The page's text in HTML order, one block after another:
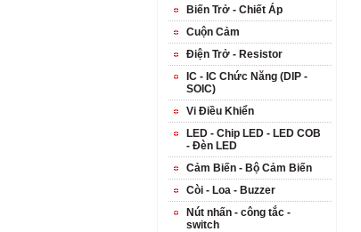
Biến Trở - Chiết Áp
Cuộn Cảm
Điện Trở - Resistor
IC - IC Chức Năng (DIP -
SOIC)
Vi Điều Khiển
LED - Chip LED - LED COB
- Đèn LED
Cảm Biến - Bộ Cảm Biến
Còi - Loa - Buzzer
Nút nhấn - công tắc -
switch